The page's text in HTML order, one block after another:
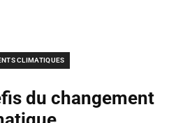
CLIMATIQUES
du changement